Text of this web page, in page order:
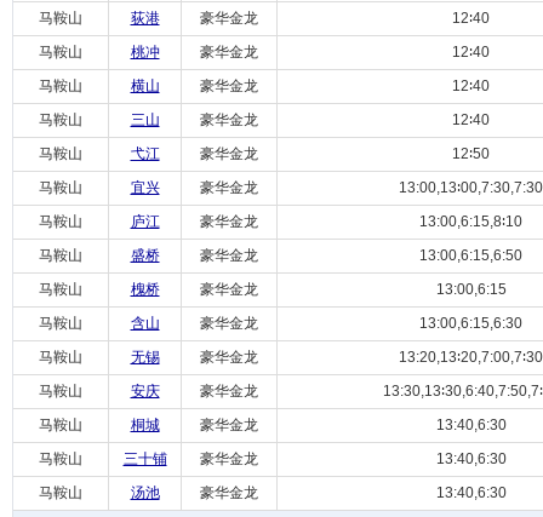
马鞍山
荻港 豪华金龙
12∶40
马鞍山
桃冲 豪华金龙
12∶40
马鞍山
横山 豪华金龙
12∶40
马鞍山
三山 豪华金龙
12∶40
马鞍山
弋江 豪华金龙
12∶50
马鞍山
宜兴 豪华金龙
13:00,13∶00,7:30,7:30
马鞍山
庐江 豪华金龙
13:00,6:15,8∶10
马鞍山
盛桥 豪华金龙
13:00,6:15,6:50
马鞍山
槐桥 豪华金龙
13:00,6:15
马鞍山
含山 豪华金龙
13:00,6:15,6:30
马鞍山
无锡 豪华金龙
13:20,13∶20,7:00,7∶30
马鞍山
安庆 豪华金龙
马鞍山
桐城 豪华金龙
13:40,6:30
马鞍山
三十铺 豪华金龙
13:40,6:30
马鞍山
汤池 豪华金龙
13:40,6:30